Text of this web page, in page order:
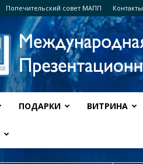
Попечительский совет МАПП Контакты
ПОДАРКИ ВИТРИНА